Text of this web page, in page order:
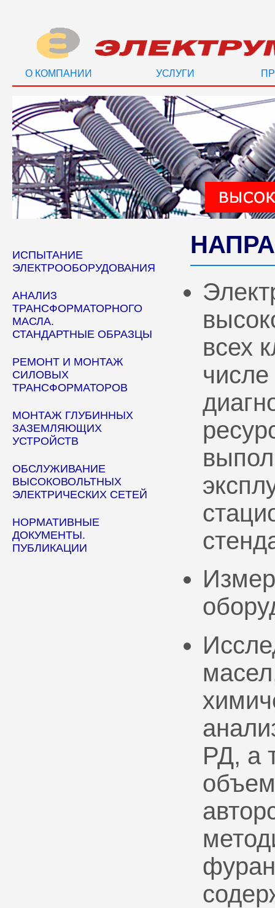
О КОМПАНИИ УСЛУГИ
ИСПЫТАНИЕ
ЭЛЕКТРООБОРУДОВАНИЯ
АНАЛИЗ
ТРАНСФОРМАТОРНОГО
МАСЛА.
СТАНДАРТНЫЕ ОБРАЗЦЫ
РЕМОНТ И МОНТАЖ
СИЛОВЫХ
ТРАНСФОРМАТОРОВ
МОНТАЖ ГЛУБИННЫХ
ЗАЗЕМЛЯЮЩИХ
УСТРОЙСТВ
ОБСЛУЖИВАНИЕ
ВЫСОКОВОЛЬТНЫХ
ЭЛЕКТРИЧЕСКИХ СЕТЕЙ
НОРМАТИВНЫЕ
ДОКУМЕНТЫ.
ПУБЛИКАЦИИ
всех
РД, а